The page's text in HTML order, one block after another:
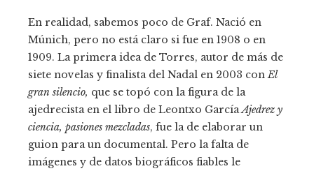
En realidad, sabemos poco de Graf. Nació en
Múnich, pero no está claro si fue en 1908 o en
1909. La primera idea de Torres, autor de más de
siete novelas y finalista del Nadal en 2003 conEl
gran silencio, que se topó con la figura de la
ajedrecista en el libro de Leontxo GarcíaAjedrez y
ciencia, pasiones mezcladas, fue la de elaborar un
guion para un documental. Pero la falta de
imágenes y de datos biográficos fiables le